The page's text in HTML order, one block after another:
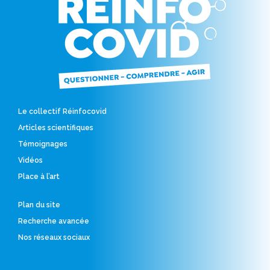
Le collectif Réinfocovid
Articles scientifiques
Témoignages
Vidéos
Place à l’art
Plan du site
Recherche avancée
Nos réseaux sociaux